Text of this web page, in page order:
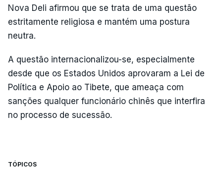
Nova Deli afirmou que se trata de uma questão
estritamente religiosa e mantém uma postura
neutra.
A questão internacionalizou-se, especialmente
desde que os Estados Unidos aprovaram a Lei de
Política e Apoio ao Tibete, que ameaça com
sanções qualquer funcionário chinês que interfira
no processo de sucessão.
TÓPICOS